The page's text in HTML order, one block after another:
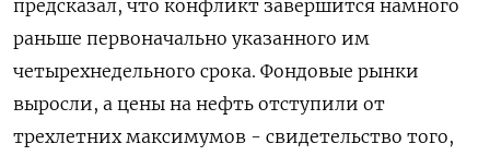
предсказал, что конфликт завершится намного
раньше первоначально указанного им
четырехнедельного срока. Фондовые рынки
выросли, а ​цены на нефть отступили ​от
трехлетних максимумов - свидетельство того, ​